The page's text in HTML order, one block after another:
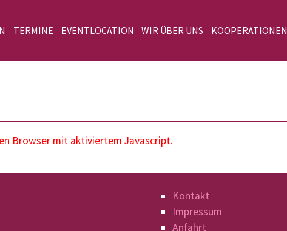
TERMINE EVENTLOCATION WIR ÜBER UNS KOOPERATIONEN
Browser mit aktiviertem Javascript.
Kontakt
Impressum
Anfahrt